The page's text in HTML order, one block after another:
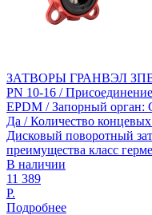
ЗАТВОРЫ ГРАНВЭЛ
PN 10-16 /
EPDM / Запорный орган:
Да / Количество
Дисковый поворотный
преимущества класс
В наличии
11 389
Р.
Подробнее